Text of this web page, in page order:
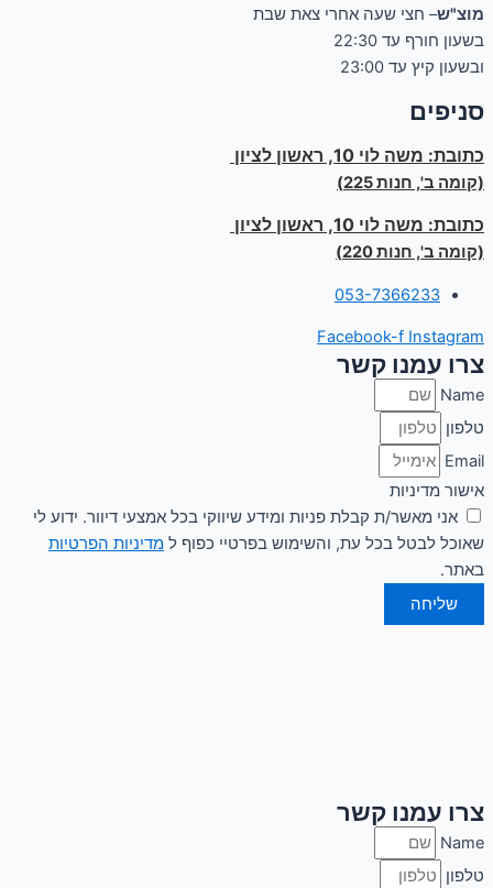
מוצ"ש– חצי שעה אחרי צאת שבת
בשעון חורף עד 22:30
ובשעון קיץ עד 23:00
סניפים
כתובת: משה לוי 10, ראשון לציון
(קומה ב', חנות 225)
כתובת: משה לוי 10, ראשון לציון
(קומה ב', חנות 220)
053-7366233
Facebook-f Instagram
צרו עמנו קשר
Name
טלפון
Email
אישור מדיניות
אני מאשר/ת קבלת פניות ומידע שיווקי בכל אמצעי דיוור. ידוע לי
שאוכל לבטל בכל עת, והשימוש בפרטיי כפוף ל מדיניות הפרטיות
באתר.
שליחה
צרו עמנו קשר
Name
טלפון